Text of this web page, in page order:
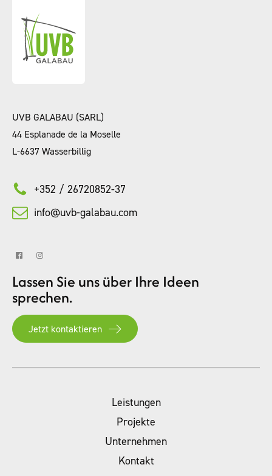
UVB GALABAU (SARL)
44 Esplanade de la Moselle
L-6637 Wasserbillig
+352 / 26720852-37
info@uvb-galabau.com
Lassen Sie uns über Ihre Ideen
sprechen.
Jetzt kontaktieren
Leistungen
Projekte
Unternehmen
Kontakt